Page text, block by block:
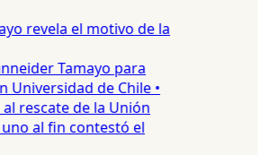
revela el motivo de la
Tamayo para
de Chile •
rescate de la Unión
al fin contestó el